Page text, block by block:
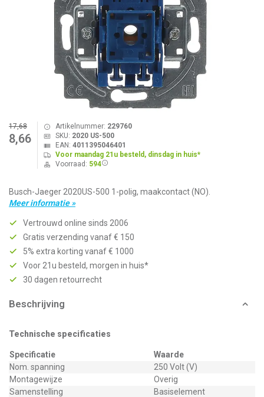
17,68
8,66
Artikelnummer: 229760
SKU: 2020 US-500
EAN: 4011395046401
Voor maandag 21u besteld, dinsdag in huis*
Voorraad: 594
Busch-Jaeger 2020US-500 1-polig, maakcontact (NO).
Meer informatie »
Vertrouwd online sinds 2006
Gratis verzending vanaf € 150
5% extra korting vanaf € 1000
Voor 21u besteld, morgen in huis*
30 dagen retourrecht
Beschrijving
Technische specificaties
Specificatie
Waarde
Nom. spanning
250 Volt (V)
Montagewijze
Overig
Samenstelling
Basiselement